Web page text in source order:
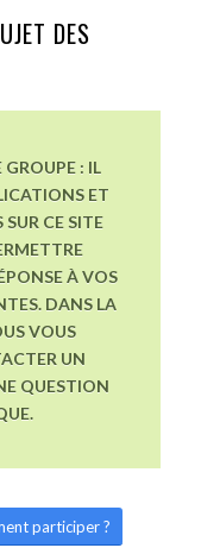
DES
: IL
ET
CE SITE
À VOS
DANS LA
VOUS
UN
QUESTION
participer ?